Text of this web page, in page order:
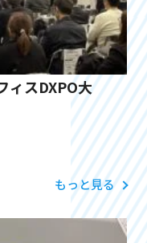
ィスDXPO大
もっと見る